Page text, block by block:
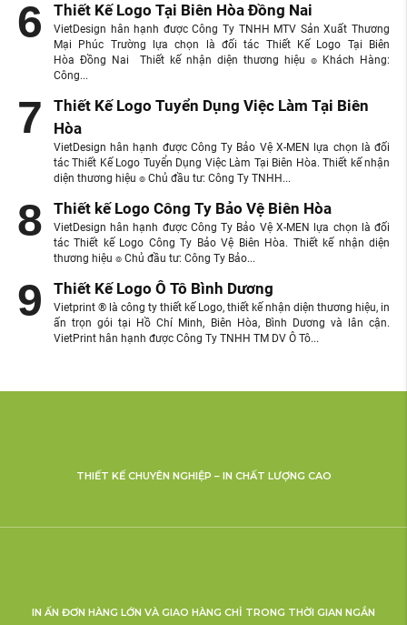
Thiết Kế Logo Tại Biên Hòa Đồng Nai
VietDesign hân hạnh được Công Ty TNHH MTV Sản Xuất Thương
Mại Phúc Trường lựa chọn là đối tác Thiết Kế Logo Tại Biên
Hòa Đồng Nai Thiết kế nhận diện thương hiệu ๏ Khách Hàng:
Công...
Thiết Kế Logo Tuyển Dụng Việc Làm Tại Biên
Hòa
VietDesign hân hạnh được Công Ty Bảo Vệ X-MEN lựa chọn là đối
tác Thiết Kế Logo Tuyển Dụng Việc Làm Tại Biên Hòa. Thiết kế nhận
diện thương hiệu ๏ Chủ đầu tư: Công Ty TNHH...
Thiết kế Logo Công Ty Bảo Vệ Biên Hòa
VietDesign hân hạnh được Công Ty Bảo Vệ X-MEN lựa chọn là đối
tác Thiết kế Logo Công Ty Bảo Vệ Biên Hòa. Thiết kế nhận diện
thương hiệu ๏ Chủ đầu tư: Công Ty Bảo...
Thiết Kế Logo Ô Tô Bình Dương
Vietprint ® là công ty thiết kế Logo, thiết kế nhận diện thương hiệu, in
ấn trọn gói tại Hồ Chí Minh, Biên Hòa, Bình Dương và lân cận.
VietPrint hân hạnh được Công Ty TNHH TM DV Ô Tô...
THIẾT KẾ CHUYÊN NGHIỆP – IN CHẤT LƯỢNG CAO
IN ẤN ĐƠN HÀNG LỚN VÀ GIAO HÀNG CHỈ TRONG THỜI GIAN NGẮN